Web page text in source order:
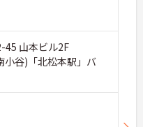
45 山本ビル2F
小谷)「北松本駅」バ